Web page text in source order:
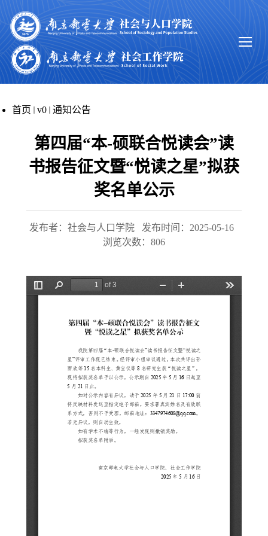
首页 v0 通知公告
第四届“本-硕联合悦读会”读
书报告征文暨“悦读之星”拟获
奖名单公示
发布者：社会与人口学院
发布时间：2025-05-16
浏览次数： 806